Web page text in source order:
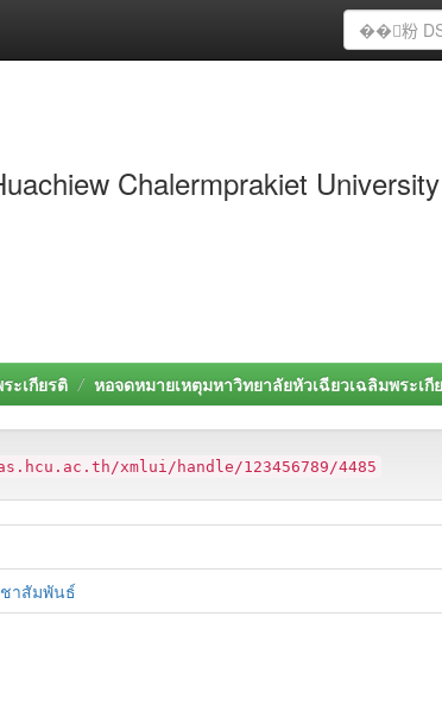
Chalermprakiet University
ะเกียรติ หอจดหมายเหตุมหาวิทยาลัยหัวเฉียวเฉลิมพระเกี
xmlui/handle/123456789/4485
ชาสัมพันธ์